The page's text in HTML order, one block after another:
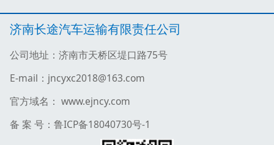
济南长途汽车运输有限责任公司
公司地址：济南市天桥区堤口路75号
E-mail：jncyxc2018@163.com
官方域名： www.ejncy.com
备 案 号：鲁ICP备18040730号-1